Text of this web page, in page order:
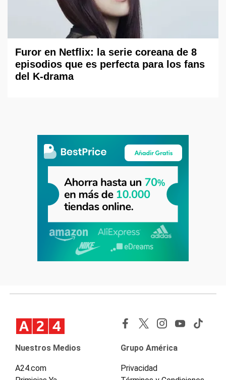
Furor en Netflix: la serie coreana de 8
episodios que es perfecta para los fans
del K-drama
Nuestros Medios
A24.com
Grupo América
Privacidad